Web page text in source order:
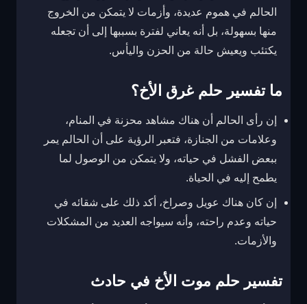
الحالم في هموم عديدة، وأزمات لا يتمكن من الخروج
منها بسهولة، بل أنه يعاني لفترة بسببها إلى أن تجعله
يكتئب ويعيش حالة من الحزن واليأس.
ما تفسير حلم غرق الأخ؟
إن رأى الحالم أن هناك مشاهد محزنة في المنام،
وعلامات من الجنازة، فتعبر الرؤية على أن الحالم يمر
ببعض الفشل في حياته، ولا يتمكن من الوصول لما
يطمح إليه في الحياة.
إن كان هناك عويل وصراخ، أكد ذلك على شقائه في
حياته وعدم راحته، وأنه سيواجه العديد من المشكلات
والأزمات.
تفسير حلم موت الأخ في حادث